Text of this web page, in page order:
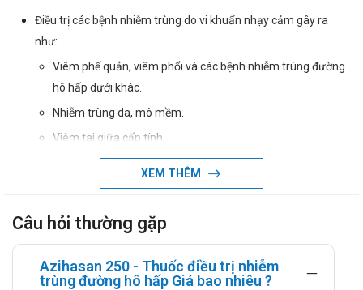
Điều trị các bệnh nhiễm trùng do vi khuẩn nhạy cảm gây ra
như:
Viêm phế quản, viêm phổi và các bệnh nhiễm trùng đường
hô hấp dưới khác.
Nhiễm trùng da, mô mềm.
Viêm tai giữa cấp tính.
Viêm xoang, viêm họng, viêm amidan và các bệnh nhiễm
lậu cầu không đa kháng thuốc, Haemophilus ducane.
nguy cơ kháng thuốc.
XEM THÊM
Câu hỏi thường gặp
Azihasan 250 - Thuốc điều trị nhiễm
trùng đường hô hấp Giá bao nhiêu ?